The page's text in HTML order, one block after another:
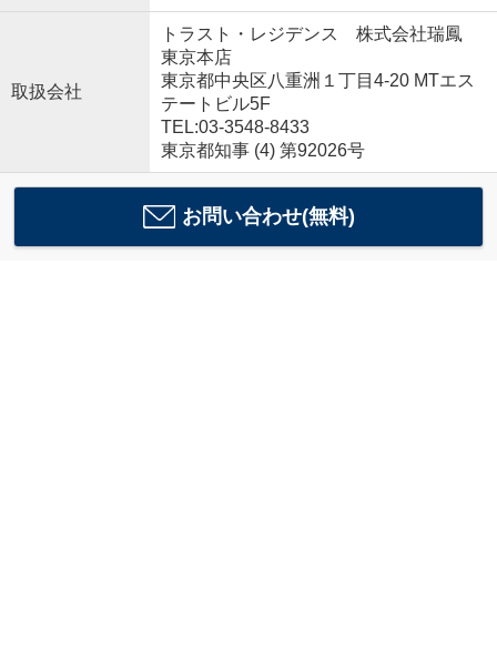
取扱会社
トラスト・レジデンス 株式会社瑞鳳
東京本店
東京都中央区八重洲１丁目4-20 MTエス
テートビル5F
TEL:03-3548-8433
東京都知事 (4) 第92026号
お問い合わせ(無料)